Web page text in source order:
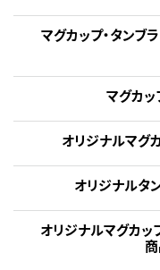
マグカップ・タンブ
マグカ
オリジナルマグ
オリジナルタ
オリジナルマグカッ